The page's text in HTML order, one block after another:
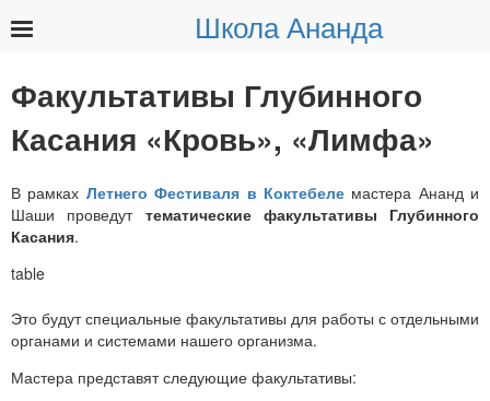
Школа Ананда
Факультативы Глубинного
Касания «Кровь», «Лимфа»
В рамках Летнего Фестиваля в Коктебелемастера Ананд и
Шаши проведут тематические факультативы Глубинного
Касания.
Это будут специальные факультативы для работы с отдельными
органами и системами нашего организма.
Мастера представят следующие факультативы: